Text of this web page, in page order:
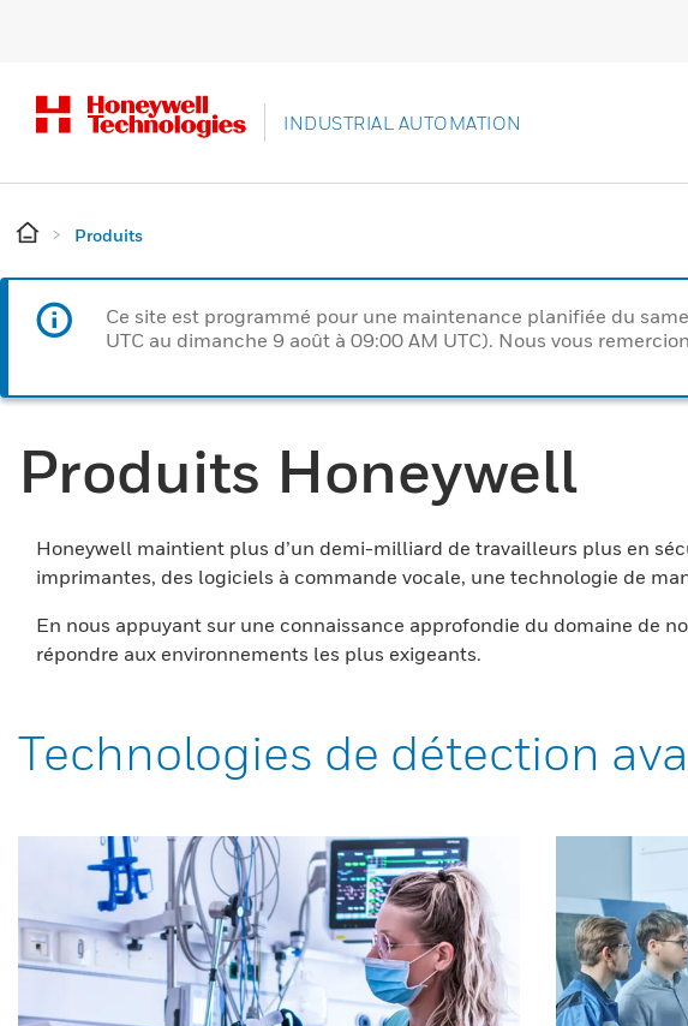
INDUSTRIAL AUTOMATION
Produits
Ce site est programmé pour une maintenance planifiée du
UTC au dimanche 9 août à 09:00 AM UTC). Nous vous
Produits Honeywell
Honeywell maintient plus d’un demi-milliard de travailleurs plus en
imprimantes, des logiciels à commande vocale, une technologie de
En nous appuyant sur une connaissance approfondie du domaine de
répondre aux environnements les plus exigeants.
Technologies de détection